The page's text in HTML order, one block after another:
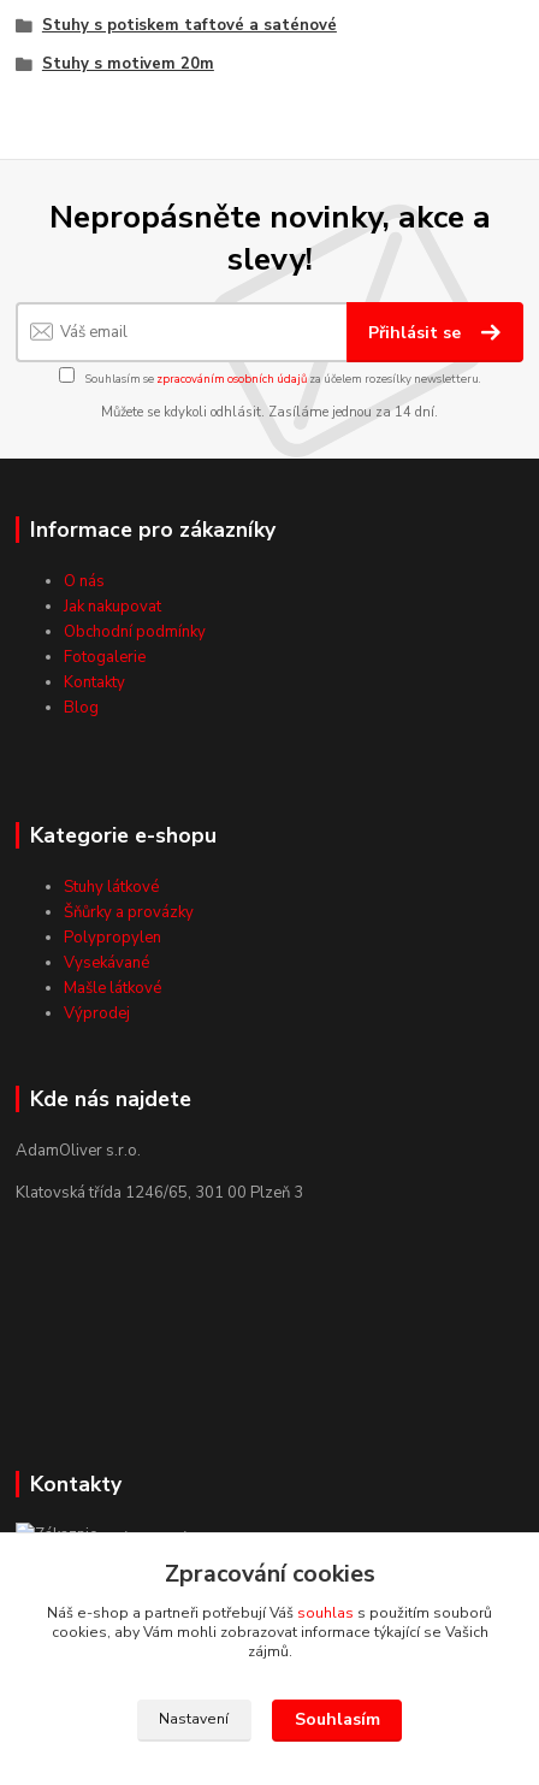
Stuhy s potiskem taftové a saténové
Stuhy s motivem 20m
Nepropásněte novinky, akce a
slevy!
Přihlásit se
Souhlasím se zpracováním osobních údajůza účelem rozesílky newsletteru.
Můžete se kdykoli odhlásit. Zasíláme jednou za 14 dní.
Informace pro zákazníky
O nás
Jak nakupovat
Obchodní podmínky
Fotogalerie
Kontakty
Blog
Kategorie e-shopu
Stuhy látkové
Šňůrky a provázky
Polypropylen
Vysekávané
Mašle látkové
Výprodej
Kde nás najdete
AdamOliver s.r.o.
Klatovská třída 1246/65, 301 00 Plzeň 3
Kontakty
Zákaznická podpora StuhyLevně.cz
+420 725 618 353
(Po-Pá, 8-16 hod.)
adamoliver@seznam.cz
Zpracování cookies
Náš e-shop a partneři potřebují Váš souhlas s použitím souborů
cookies, aby Vám mohli zobrazovat informace týkající se Vašich
zájmů.
Nastavení Souhlasím